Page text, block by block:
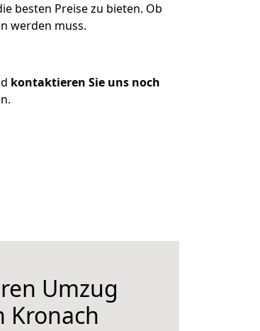
besten Preise zu bieten. Ob
werden muss.
kontaktieren Sie uns noch
Umzug
Kronach